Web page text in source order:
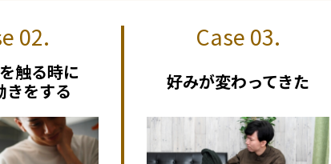
触る時に
きをする
好みが変わってきた